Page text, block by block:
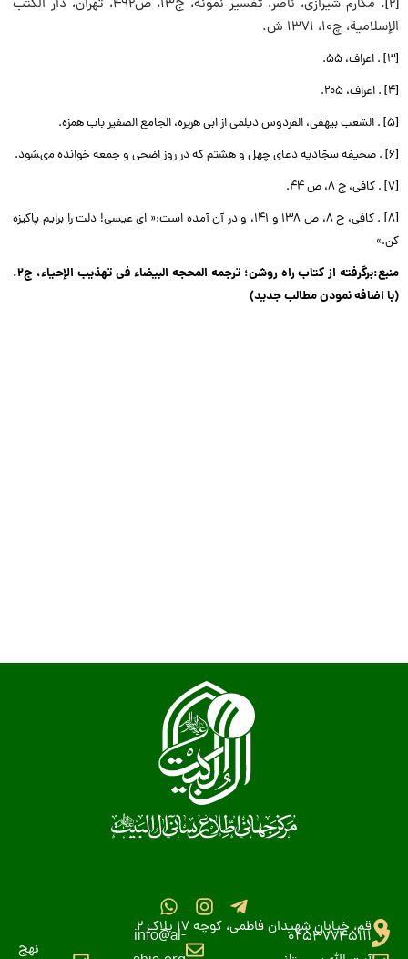
[2]. مكارم شيرازى، ناصر، تفسير نمونه، ج13، ص492، تهران، دار الكتب
الإسلامية، چ10، 1371 ش.
[3] . اعراف، ۵۵.
[4] . اعراف، ۲۰۵.
[5] . الشعب بیهقى، الفردوس دیلمى از ابى هریره، الجامع الصغیر باب همزه.
[6] . صحیفه سجّادیه دعاى چهل و هشتم که در روز اضحى و جمعه خوانده مى‏شود.
[7] . کافى، ج ۸، ص ۴۴.
[8] . کافى، ج ۸، ص ۱۳۸ و ۱۴۱، و در آن آمده است:« اى عیسى! دلت را برایم پاکیزه
کن.»
منبع:برگرفته از کتاب راه روشن؛ ترجمه المحجه البیضاء فى تهذیب الإحیاء، ج‏۲.
(با اضافه نمودن مطالب جدید)
قم، خیابان شهیدان فاطمی، کوچه 17 پلاک 2
02537745111
info@al-
نهج